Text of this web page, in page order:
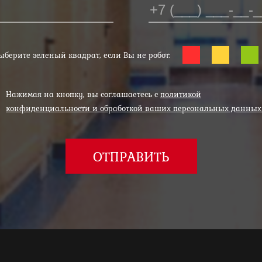
зеленый квадрат, если Вы не робот:
Нажимая на кнопку, вы соглашаетесь с политикой
конфиденциальности и обработкой ваших персональных
ОТПРАВИТЬ